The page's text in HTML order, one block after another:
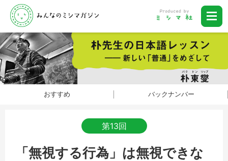
おすすめ バックナンバー
第13回
「無視する行為」は無視できな